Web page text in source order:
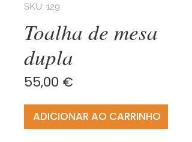
SKU: 129
Toalha de mesa
dupla
55,00 €
ADICIONAR AO CARRINHO